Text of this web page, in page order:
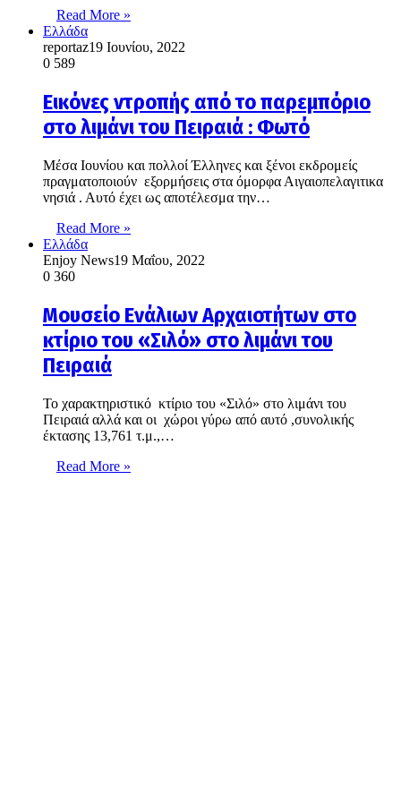
Read More »
Ελλάδα
reportaz19 Ιουνίου, 2022
0 589
Εικόνες ντροπής από το παρεμπόριο
στο λιμάνι του Πειραιά : Φωτό
Μέσα Ιουνίου και πολλοί Έλληνες και ξένοι εκδρομείς
πραγματοποιούν εξορμήσεις στα όμορφα Αιγαιοπελαγιτικα
νησιά . Αυτό έχει ως αποτέλεσμα την…
Read More »
Ελλάδα
Enjoy News19 Μαΐου, 2022
0 360
Μουσείο Ενάλιων Αρχαιοτήτων στο
κτίριο του «Σιλό» στο λιμάνι του
Πειραιά
Το χαρακτηριστικό κτίριο του «Σιλό» στο λιμάνι του
Πειραιά αλλά και οι χώροι γύρω από αυτό ,συνολικής
έκτασης 13,761 τ.μ.,…
Read More »